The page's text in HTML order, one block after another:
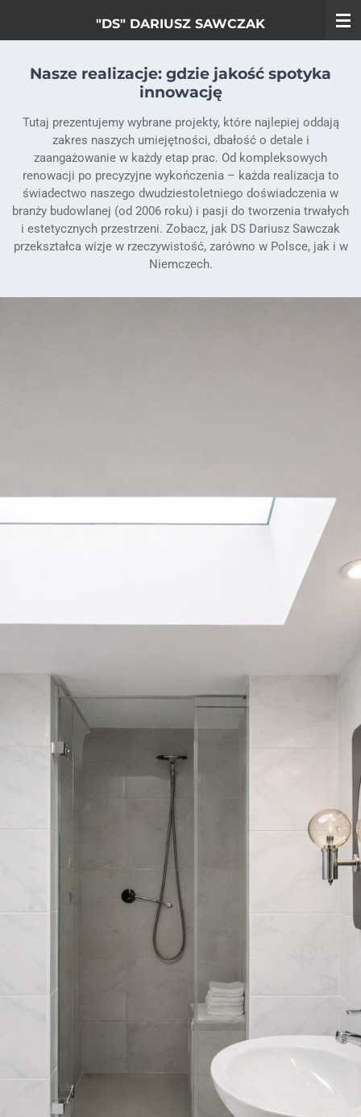
treści
"DS" DARIUSZ SAWCZAK
Nasze realizacje: gdzie jakość spotyka
innowację
Tutaj prezentujemy wybrane projekty, które najlepiej oddają
zakres naszych umiejętności, dbałość o detale i
zaangażowanie w każdy etap prac. Od kompleksowych
renowacji po precyzyjne wykończenia – każda realizacja to
świadectwo naszego dwudziestoletniego doświadczenia w
branży budowlanej (od 2006 roku) i pasji do tworzenia trwałych
i estetycznych przestrzeni. Zobacz, jak DS Dariusz Sawczak
przekształca wizje w rzeczywistość, zarówno w Polsce, jak i w
Niemczech.